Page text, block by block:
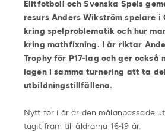
Elitfotboll och Svenska Spels
resurs Anders Wikström spelare i
kring spelproblematik och hur
kring mathfixning. I år riktar
Trophy för P17-lag och ger också
lagen i samma turnering att ta
utbildningstillfällena.
Nytt för i år är den målanpassade
tagit fram till åldrarna 16-19 år.